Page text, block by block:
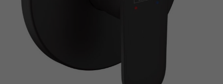
Kapcsolat
Fizetés
szállítás
Információk